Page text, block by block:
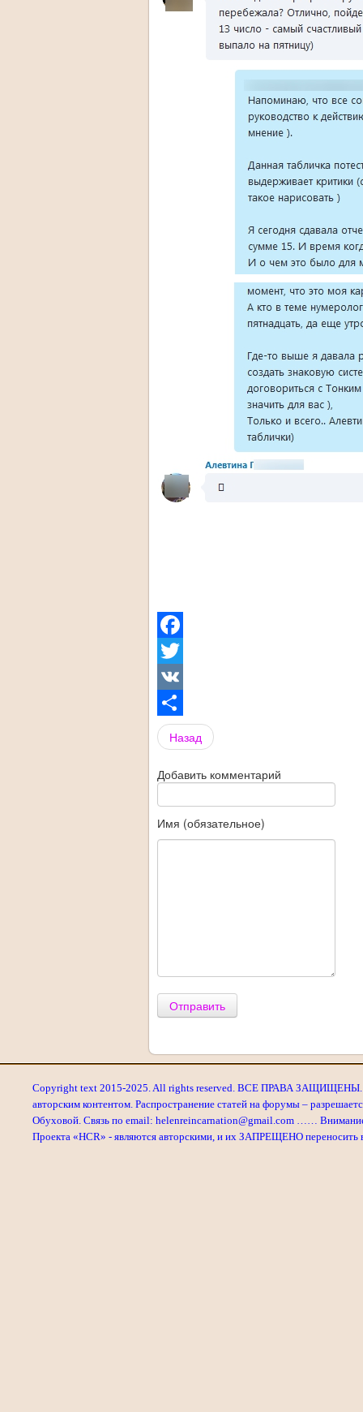
Facebook
Twitter
VK
Share
Назад
Добавить комментарий
Имя (обязательное)
Отправить
Copyright text 2015-2025. All rights reserved. ВСЕ ПРАВА ЗАЩИЩЕНЫ.
авторским контентом. Распространение статей на форумы –
Обуховой. Связь по email: helenreincarnation@gmail.com ……
Проекта «HCR» - являются авторскими, и их ЗАПРЕЩЕНО переносить в